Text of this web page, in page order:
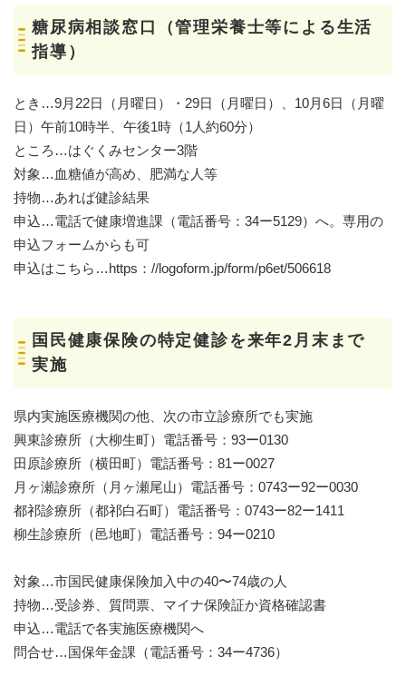
糖尿病相談窓口（管理栄養士等による生活
指導）
とき…9月22日（月曜日）・29日（月曜日）、10月6日（月曜
日）午前10時半、午後1時（1人約60分）
ところ…はぐくみセンター3階
対象…血糖値が高め、肥満な人等
持物…あれば健診結果
申込…電話で健康増進課（電話番号：34ー5129）へ。専用の
申込フォームからも可
申込はこちら…https：//logoform.jp/form/p6et/506618
国民健康保険の特定健診を来年2月末まで
実施
県内実施医療機関の他、次の市立診療所でも実施
興東診療所（大柳生町）電話番号：93ー0130
田原診療所（横田町）電話番号：81ー0027
月ヶ瀬診療所（月ヶ瀬尾山）電話番号：0743ー92ー0030
都祁診療所（都祁白石町）電話番号：0743ー82ー1411
柳生診療所（邑地町）電話番号：94ー0210
対象…市国民健康保険加入中の40〜74歳の人
持物…受診券、質問票、マイナ保険証か資格確認書
申込…電話で各実施医療機関へ
問合せ…国保年金課（電話番号：34ー4736）